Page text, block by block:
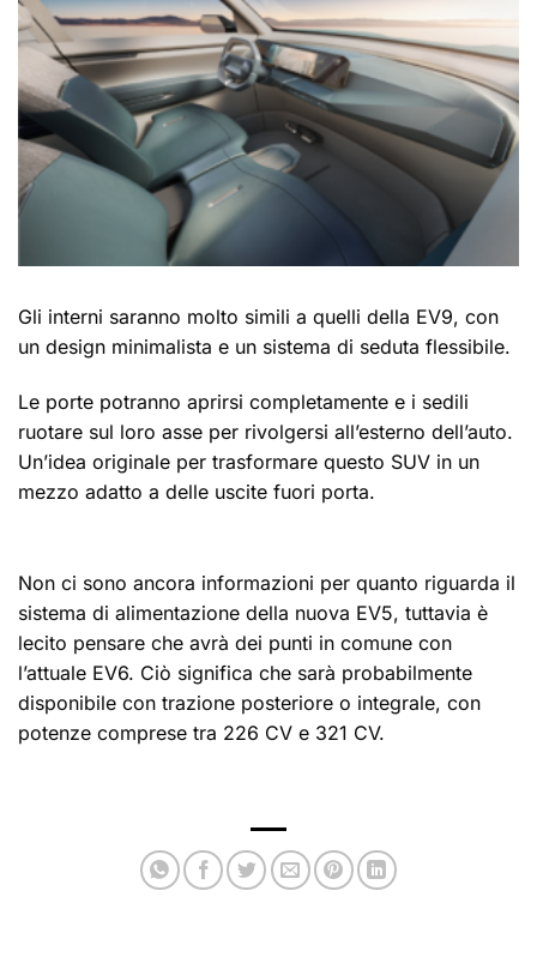
Gli interni saranno molto simili a quelli della EV9, con
un design minimalista e un sistema di seduta flessibile.
Le porte potranno aprirsi completamente e i sedili
ruotare sul loro asse per rivolgersi all’esterno dell’auto.
Un’idea originale per trasformare questo SUV in un
mezzo adatto a delle uscite fuori porta.
Non ci sono ancora informazioni per quanto riguarda il
sistema di alimentazione della nuova EV5, tuttavia è
lecito pensare che avrà dei punti in comune con
l’attuale EV6. Ciò significa che sarà probabilmente
disponibile con trazione posteriore o integrale, con
potenze comprese tra 226 CV e 321 CV.